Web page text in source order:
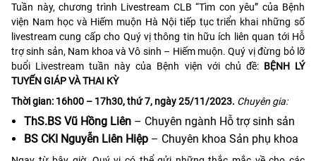
Tuần này, chương trình Livestream CLB “Tìm con yêu” của Bệnh
viện Nam học và Hiếm muộn Hà Nội tiếp tục triển khai những số
livestream cung cấp cho Quý vị thông tin hữu ích liên quan tới Hỗ
trợ sinh sản, Nam khoa và Vô sinh – Hiếm muộn. Quý vị đừng bỏ lỡ
buổi Livestream tuần này của Bệnh viện với chủ đề: BỆNH LÝ
TUYẾN GIÁP VÀ THAI KỲ
Thời gian: 16h00 – 17h30, thứ 7, ngày 25/11/2023. Chuyên gia:
ThS.BS Vũ Hồng Liên – Chuyên ngành Hỗ trợ sinh sản
BS CKI Nguyễn Liên Hiệp – Chuyên khoa Sản phụ khoa